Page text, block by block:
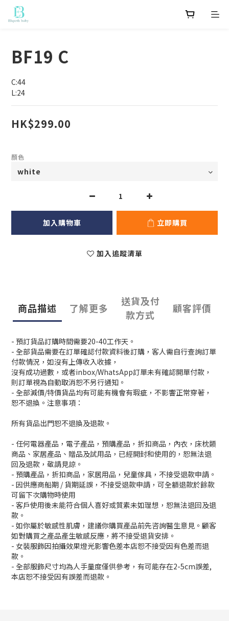
BF19 C
C:44
L:24
HK$299.00
顏色
加入購物車 立即購買
加入追蹤清單
商品描述 了解更多
送貨及付
款方式
顧客評價
- 預訂貨品訂購時間需要20-40工作天。
- 全部貨品需要在訂單確認付款資料後訂購，客人需自行查詢訂單
付款情況，如沒有上傳收入收據，
沒有成功過數，或者inbox/WhatsApp訂單未有確認開單付款，
則訂單視為自動取消恕不另行通知。
- 全部減價/特價貨品均有可能有機會有瑕疵，不影響正常穿著，
恕不退換。注意事項：
所有貨品出門恕不退換及退款。
- 任何電器產品，電子產品，預購產品，折扣商品，內衣，床枕類
商品、家居產品、贈品及試用品，已經開封和使用的，恕無法退
回及退款，敬請見諒。
- 預購產品，折扣商品，家居用品，兒童傢具，不接受退款申請。
- 因供應商船期 / 貨期延誤，不接受退款申請，可全額退款於餘款
可留下次購物時使用
- 客戶使用後未能符合個人喜好或質素未如理想，恕無法退回及退
款。
- 如你屬於敏感性肌膚，建議你購買產品前先咨詢醫生意見。顧客
如對購買之產品產生敏感反應，將不接受退貨安排。
- 女裝服飾因拍攝效果燈光影響色差本店恕不接受因有色差而退
款。
- 全部服飾尺寸均為人手量度僅供參考，有可能存在2-5cm誤差,
本店恕不接受因有誤差而退款。